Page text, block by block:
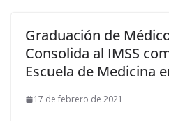
Graduación de
Consolida al IMSS
Escuela de Medicina
17 de febrero de 2021